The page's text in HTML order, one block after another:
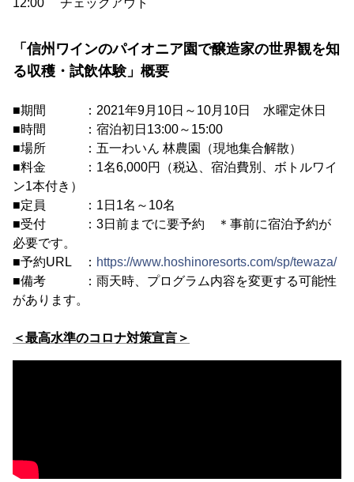
12:00 チェックアウト
「信州ワインのパイオニア園で醸造家の世界観を知
る収穫・試飲体験」概要
■期間 ：2021年9月10日～10月10日 水曜定休日
■時間 ：宿泊初日13:00～15:00
■場所 ：五一わいん 林農園（現地集合解散）
■料金 ：1名6,000円（税込、宿泊費別、ボトルワイ
ン1本付き）
■定員 ：1日1名～10名
■受付 ：3日前までに要予約 ＊事前に宿泊予約が
必要です。
■予約URL ： https://www.hoshinoresorts.com/sp/tewaza/
■備考 ：雨天時、プログラム内容を変更する可能性
があります。
＜最高水準のコロナ対策宣言＞